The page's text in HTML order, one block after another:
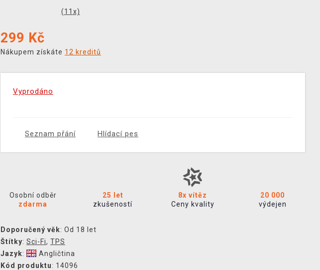
(11 x)
299 Kč
Nákupem získáte 12 kreditů
Vyprodáno
Seznam přání Hlídací pes
Osobní odběr
zdarma
25 let
zkušeností
8x vítěz
Ceny kvality
20 000
výdejen
Doporučený věk: Od 18 let
Štítky: Sci-Fi, TPS
Jazyk:
Angličtina
Kód produktu: 14096